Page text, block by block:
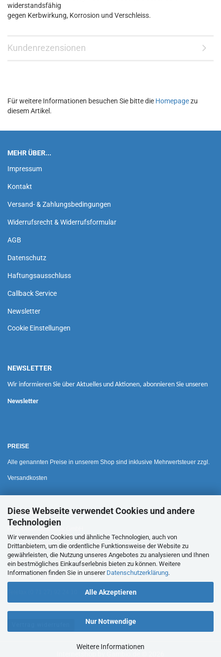
Diese Webseite verwendet Cookies und andere
Technologien
Wir verwenden Cookies und ähnliche Technologien, auch von
Drittanbietern, um die ordentliche Funktionsweise der Website zu
gewährleisten, die Nutzung unseres Angebotes zu analysieren und Ihnen
ein bestmögliches Einkaufserlebnis bieten zu können. Weitere
Informationen finden Sie in unserer Datenschutzerklärung.
Alle Akzeptieren
Nur Notwendige
Weitere Informationen
widerstandsfähig
gegen Kerbwirkung, Korrosion und Verschleiss.
Kundenrezensionen
Für weitere Informationen besuchen Sie bitte die Homepagezu
diesem Artikel.
MEHR ÜBER...
Impressum
Kontakt
Versand- & Zahlungsbedingungen
Widerrufsrecht & Widerrufsformular
AGB
Datenschutz
Haftungsausschluss
Callback Service
Newsletter
Cookie Einstellungen
NEWSLETTER
Wir informieren Sie über Aktuelles und Aktionen, abonnieren Sie unseren
Newsletter
PREISE
Alle genannten Preise in unserem Shop sind inklusive Mehrwertsteuer zzgl.
Versandkosten
HAUSANSCHRIFT
HFB-Gewindetechnik GmbH
Bohnäckerweg 6
72655 Altdorf
Telefon (0 71 27) 92 24 11